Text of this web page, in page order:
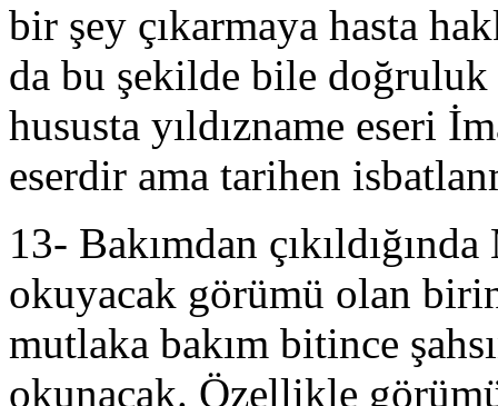
bir şey çıkarmaya hasta
da bu şekilde bile doğruluk
hususta yıldızname eseri
eserdir ama tarihen
13- Bakımdan
okuyacak görümü olan
mutlaka bakım bitince
okunacak. Özellikle